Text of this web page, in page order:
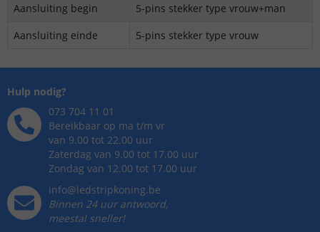
Aansluiting begin
5-pins stekker type vrouw+man
Aansluiting einde
5-pins stekker type vrouw
Hulp nodig?
073 704 11 01
Bereikbaar op ma t/m vr
van 9.00 tot 22.00 uur
Zaterdag van 9.00 tot 17.00 uur
Zondag van 12.00 tot 17.00 uur
info@ledstripkoning.be
Binnen 24 uur antwoord,
meestal sneller!